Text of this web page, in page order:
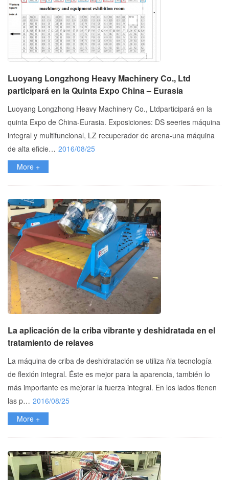
Luoyang Longzhong Heavy Machinery Co., Ltd
participará en la Quinta Expo China – Eurasia
Luoyang Longzhong Heavy Machinery Co., Ltdparticipará en la
quinta Expo de China-Eurasia. Exposiciones: DS seeries máquina
integral y multifuncional, LZ recuperador de arena-una máquina
de alta eficie… 2016/08/25
More +
La aplicación de la criba vibrante y deshidratada en el
tratamiento de relaves
La máquina de criba de deshidratación se utiliza ñla tecnología
de flexión integral. Éste es mejor para la aparencia, también lo
más importante es mejorar la fuerza integral. En los lados tienen
las p… 2016/08/25
More +